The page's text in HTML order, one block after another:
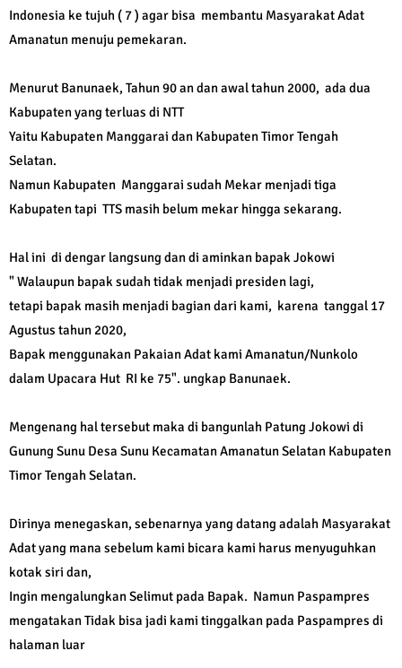
Indonesia ke tujuh ( 7 ) agar bisa membantu Masyarakat Adat
Amanatun menuju pemekaran.
Menurut Banunaek, Tahun 90 an dan awal tahun 2000, ada dua
Kabupaten yang terluas di NTT
Yaitu Kabupaten Manggarai dan Kabupaten Timor Tengah
Selatan.
Namun Kabupaten Manggarai sudah Mekar menjadi tiga
Kabupaten tapi TTS masih belum mekar hingga sekarang.
Hal ini di dengar langsung dan di aminkan bapak Jokowi
" Walaupun bapak sudah tidak menjadi presiden lagi,
tetapi bapak masih menjadi bagian dari kami, karena tanggal 17
Agustus tahun 2020,
Bapak menggunakan Pakaian Adat kami Amanatun/Nunkolo
dalam Upacara Hut RI ke 75". ungkap Banunaek.
Mengenang hal tersebut maka di bangunlah Patung Jokowi di
Gunung Sunu Desa Sunu Kecamatan Amanatun Selatan Kabupaten
Timor Tengah Selatan.
Dirinya menegaskan, sebenarnya yang datang adalah Masyarakat
Adat yang mana sebelum kami bicara kami harus menyuguhkan
kotak siri dan,
Ingin mengalungkan Selimut pada Bapak. Namun Paspampres
mengatakan Tidak bisa jadi kami tinggalkan pada Paspampres di
halaman luar